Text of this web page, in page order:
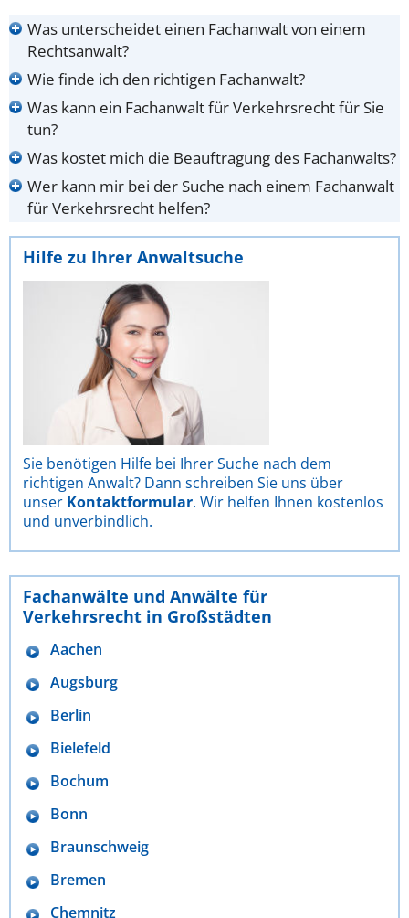
Was unterscheidet einen Fachanwalt von einem
Rechtsanwalt?
Wie finde ich den richtigen Fachanwalt?
Was kann ein Fachanwalt für Verkehrsrecht für Sie
tun?
Was kostet mich die Beauftragung des Fachanwalts?
Wer kann mir bei der Suche nach einem Fachanwalt
für Verkehrsrecht helfen?
Hilfe zu Ihrer Anwaltsuche
Sie benötigen Hilfe bei Ihrer Suche nach dem
richtigen Anwalt? Dann schreiben Sie uns über
unser Kontaktformular. Wir helfen Ihnen kostenlos
und unverbindlich.
Fachanwälte und Anwälte für
Verkehrsrecht in Großstädten
Aachen
Augsburg
Berlin
Bielefeld
Bochum
Bonn
Braunschweig
Bremen
Chemnitz